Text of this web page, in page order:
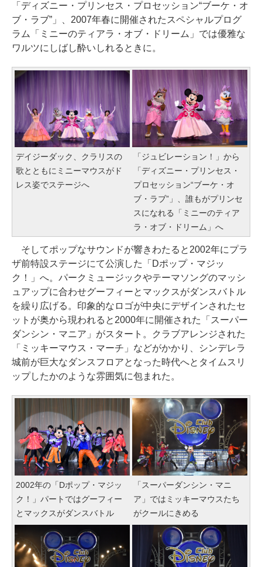
「ディズニー・プリンセス・プロセッション“ブーケ・オ
ブ・ラブ”」、2007年春に開催されたスペシャルプログ
ラム「ミニーのティアラ・オブ・ドリーム」では優雅な
ワルツにしばし酔いしれるときに。
デイジーダック、クラリスの
歌とともにミニーマウスがド
レス姿でステージへ
「ジュビレーション！」から
「ディズニー・プリンセス・
プロセッション“ブーケ・オ
ブ・ラブ”」、誰もがプリンセ
スになれる「ミニーのティア
ラ・オブ・ドリーム」へ
そしてポップなサウンドが響きわたると2002年にプラ
ザ前特設ステージにて公演した「Dポップ・マジッ
ク！」へ。パークミュージックやテーマソングのマッシ
ュアップに合わせグーフィーとマックスがダンスバトル
を繰り広げる。印象的なロゴが中央にデザインされたセ
ットが奥から現われると2000年に開催された「スーパー
ダンシン・マニア」がスタート。クラブアレンジされた
「ミッキーマウス・マーチ」などがかかり、シンデレラ
城前が巨大なダンスフロアとなった時代へとタイムスリ
ップしたかのような雰囲気に包まれた。
2002年の「Dポップ・マジッ
ク！」パートではグーフィー
とマックスがダンスバトル
「スーパーダンシン・マニ
ア」ではミッキーマウスたち
がクールにきめる